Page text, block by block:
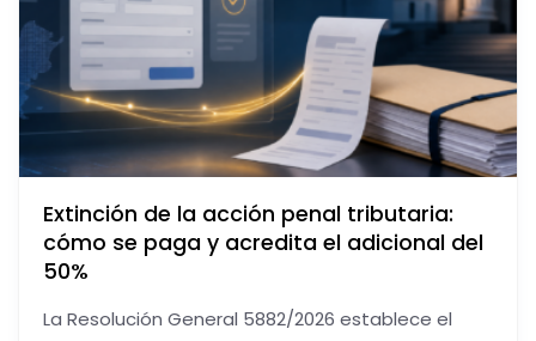
Extinción de la acción penal tributaria:
cómo se paga y acredita el adicional del
50%
La Resolución General 5882/2026 establece el